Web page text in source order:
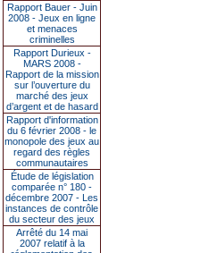
Rapport Bauer - Juin
2008 - Jeux en ligne
et menaces
criminelles
Rapport Durieux -
MARS 2008 -
Rapport de la mission
sur l’ouverture du
marché des jeux
d’argent et de hasard
Rapport d'information
du 6 février 2008 - le
monopole des jeux au
regard des règles
communautaires
Étude de législation
comparée n° 180 -
décembre 2007 - Les
instances de contrôle
du secteur des jeux
Arrêté du 14 mai
2007 relatif à la